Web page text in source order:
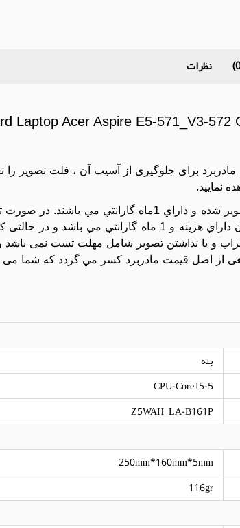
نظرات
Laptop Acer Aspire E5-571_V3-572
برای جلوگیری از آسیب آن ، فلت تصویر را
نمایید.
کليه مادربردهاي موجود در مجموعه تست تصوير شده و
دستگاه بايد بسته تحويل داده شود و تعويض آن داراي
و یا نداشتن تصویر شامل مهلت تست نمی باشد
از اصل قیمت مادربرد کسر مي گردد که شما می
بله
CPU-Core I5-5
Z5WAH_LA-B161P
250mm*160mm*5mm
116gr